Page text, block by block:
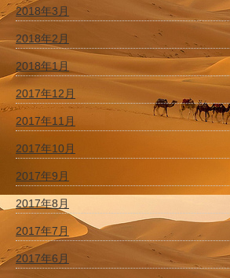
2018年3月
2018年2月
2018年1月
2017年12月
2017年11月
2017年10月
2017年9月
2017年8月
2017年7月
2017年6月